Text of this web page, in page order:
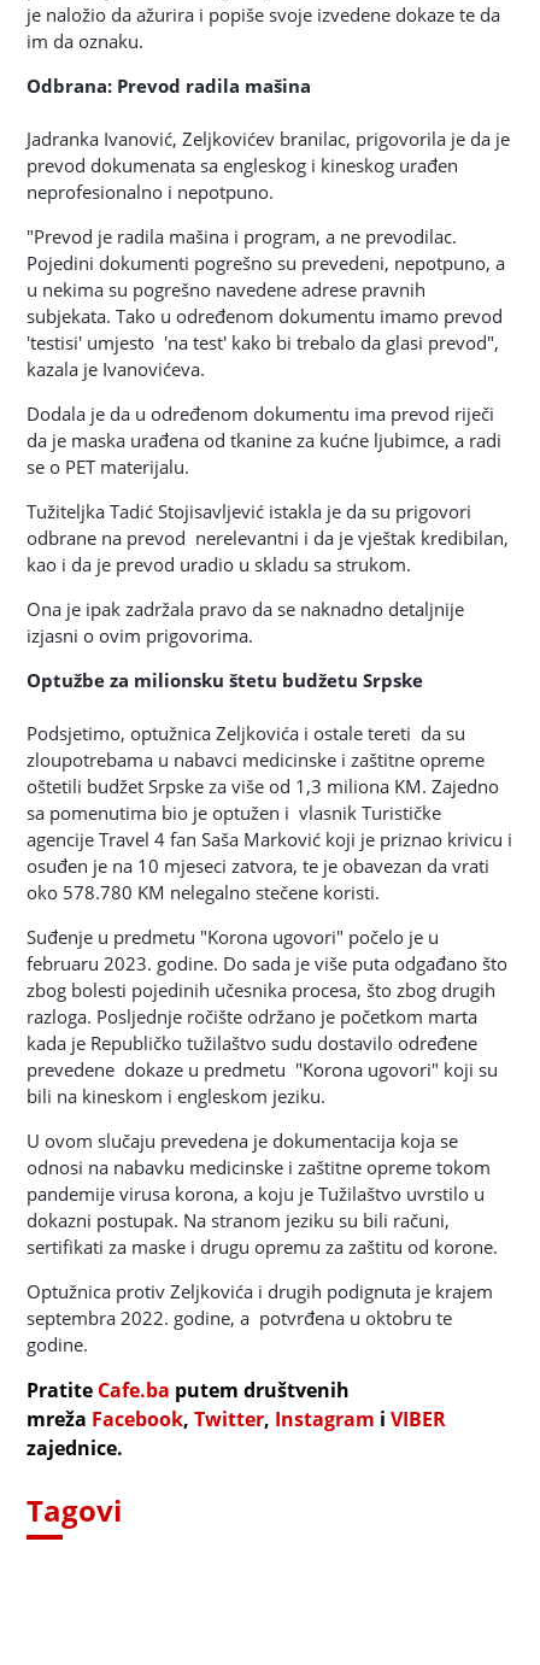
je naložio da ažurira i popiše svoje izvedene dokaze te da
im da oznaku.
Odbrana: Prevod radila mašina
Jadranka Ivanović, Zeljkovićev branilac, prigovorila je da je
prevod dokumenata sa engleskog i kineskog urađen
neprofesionalno i nepotpuno.
"Prevod je radila mašina i program, a ne prevodilac.
Pojedini dokumenti pogrešno su prevedeni, nepotpuno, a
u nekima su pogrešno navedene adrese pravnih
subjekata. Tako u određenom dokumentu imamo prevod
'testisi' umjesto 'na test' kako bi trebalo da glasi prevod",
kazala je Ivanovićeva.
Dodala je da u određenom dokumentu ima prevod riječi
da je maska urađena od tkanine za kućne ljubimce, a radi
se o PET materijalu.
Tužiteljka Tadić Stojisavljević istakla je da su prigovori
odbrane na prevod nerelevantni i da je vještak kredibilan,
kao i da je prevod uradio u skladu sa strukom.
Ona je ipak zadržala pravo da se naknadno detaljnije
izjasni o ovim prigovorima.
Optužbe za milionsku štetu budžetu Srpske
Podsjetimo, optužnica Zeljkovića i ostale tereti da su
zloupotrebama u nabavci medicinske i zaštitne opreme
oštetili budžet Srpske za više od 1,3 miliona KM. Zajedno
sa pomenutima bio je optužen i vlasnik Turističke
agencije Travel 4 fan Saša Marković koji je priznao krivicu i
osuđen je na 10 mjeseci zatvora, te je obavezan da vrati
oko 578.780 KM nelegalno stečene koristi.
Suđenje u predmetu "Korona ugovori" počelo je u
februaru 2023. godine. Do sada je više puta odgađano što
zbog bolesti pojedinih učesnika procesa, što zbog drugih
razloga. Posljednje ročište održano je početkom marta
kada je Republičko tužilaštvo sudu dostavilo određene
prevedene dokaze u predmetu "Korona ugovori" koji su
bili na kineskom i engleskom jeziku.
U ovom slučaju prevedena je dokumentacija koja se
odnosi na nabavku medicinske i zaštitne opreme tokom
pandemije virusa korona, a koju je Tužilaštvo uvrstilo u
dokazni postupak. Na stranom jeziku su bili računi,
sertifikati za maske i drugu opremu za zaštitu od korone.
Optužnica protiv Zeljkovića i drugih podignuta je krajem
septembra 2022. godine, a potvrđena u oktobru te
godine.
Pratite Cafe.ba putem društvenih
mreža Facebook,Twitter, Instagram iVIBER
zajednice.
Tagovi